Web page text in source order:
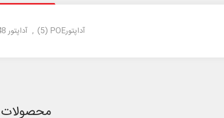
آداپتورPOE (5)
, آداپتور 48 ولت 2 آمپرLSG
محصولات